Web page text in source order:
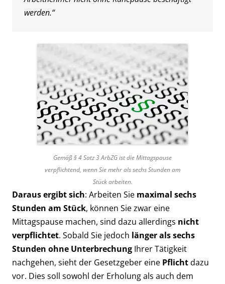
werden.“
Gemäß § 4 Satz 3 ArbZG ist die Mittagspause
verpflichtend, wenn Sie mehr als sechs Stunden am
Stück arbeiten.
Daraus ergibt sich: Arbeiten Sie maximal sechs
Stunden am Stück, können Sie zwar eine
Mittagspause machen, sind dazu allerdings nicht
verpflichtet. Sobald Sie jedoch länger als sechs
Stunden ohne Unterbrechung Ihrer Tätigkeit
nachgehen, sieht der Gesetzgeber eine Pflichtdazu
vor. Dies soll sowohl der Erholung als auch dem